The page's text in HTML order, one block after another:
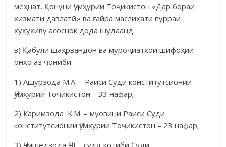
меҳнат, Қонуни Ҷумҳурии Тоҷикистон «Дар бораи
хизмати давлатӣ» ва ғайра маслиҳати пурраи
ҳуқуқиву асоснок дода шу­даанд.
в) Қабули шаҳрвандон ва муроҷиатҳои шифоҳии
онҳо аз ҷониби:
1) Ашурзода М.А. – Раиси Суди конститутсионии
Ҷумҳурии Тоҷи­кистон – 33 нафар;
2) Каримзода К.М. – муовини Раиси Суди
конститутсионии Ҷумҳу­рии Тоҷикистон – 23 нафар;
3) Ҷамшедзода Ҷ.Н – судя-котиби Суди